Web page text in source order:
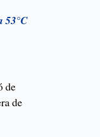
53°C
de
de